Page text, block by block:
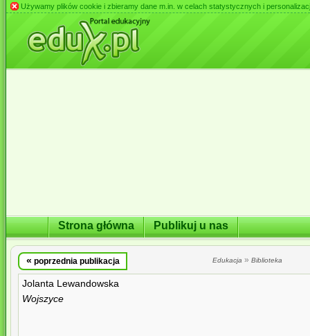
Używamy plików cookie i zbieramy dane m.in. w celach statystycznych i
Strona główna Publikuj u nas
« poprzednia publikacja Edukacja » Biblioteka
Jolanta Lewandowska
Wojszyce